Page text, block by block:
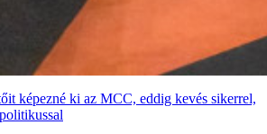
képezné ki az MCC, eddig kevés sikerrel,